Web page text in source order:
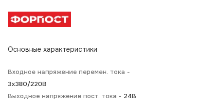
Основные характеристики
Входное напряжение перемен. тока -
3x380/220В
Выходное напряжение пост. тока - 24В